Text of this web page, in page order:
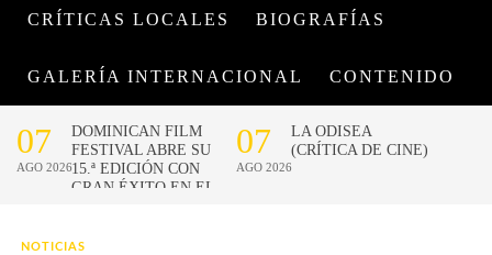
CRÍTICAS LOCALES BIOGRAFÍAS
GALERÍA INTERNACIONAL CONTENIDO
NOTICIAS